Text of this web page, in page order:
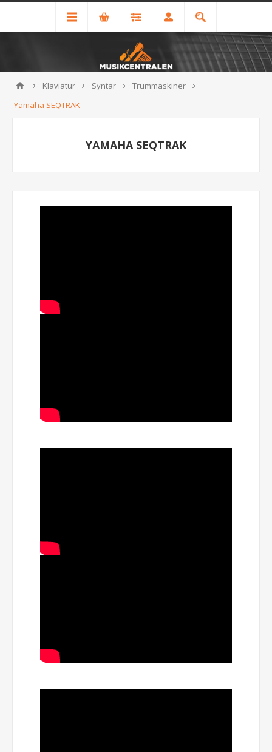
Klaviatur Syntar
Trummaskiner
Yamaha SEQTRAK
YAMAHA SEQTRAK